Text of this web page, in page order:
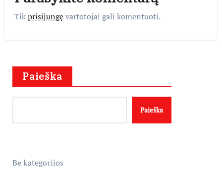
Tikprisijungęvartotojai gali komentuoti.
Paieška
Paieška
Be kategorijos